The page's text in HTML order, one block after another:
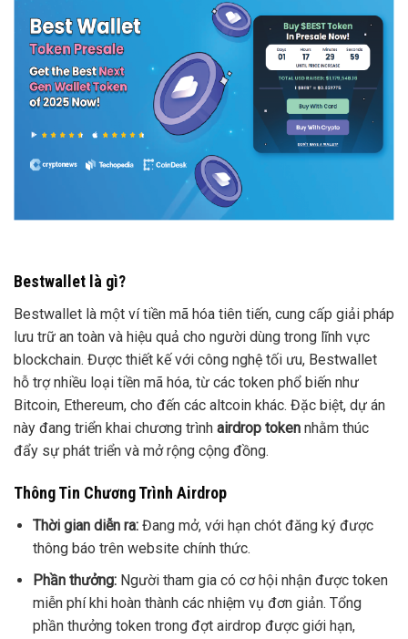
Bestwallet là gì?
Bestwallet là một ví tiền mã hóa tiên tiến, cung cấp giải pháp
lưu trữ an toàn và hiệu quả cho người dùng trong lĩnh vực
blockchain. Được thiết kế với công nghệ tối ưu, Bestwallet
hỗ trợ nhiều loại tiền mã hóa, từ các token phổ biến như
Bitcoin, Ethereum, cho đến các altcoin khác. Đặc biệt, dự án
này đang triển khai chương trình airdrop token nhằm thúc
đẩy sự phát triển và mở rộng cộng đồng.
Thông Tin Chương Trình Airdrop
Thời gian diễn ra:Đang mở, với hạn chót đăng ký được
thông báo trên website chính thức.
Phần thưởng:Người tham gia có cơ hội nhận được token
miễn phí khi hoàn thành các nhiệm vụ đơn giản. Tổng
phần thưởng token trong đợt airdrop được giới hạn,